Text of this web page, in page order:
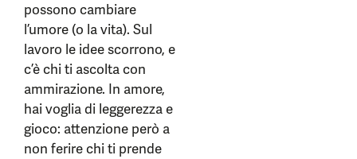
possono cambiare
l’umore (o la vita). Sul
lavoro le idee scorrono, e
c’è chi ti ascolta con
ammirazione. In amore,
hai voglia di leggerezza e
gioco: attenzione però a
non ferire chi ti prende